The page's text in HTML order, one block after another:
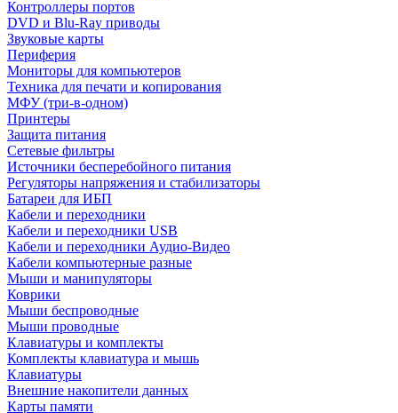
Контроллеры портов
DVD и Blu-Ray приводы
Звуковые карты
Периферия
Мониторы для компьютеров
Техника для печати и копирования
МФУ (три-в-одном)
Принтеры
Защита питания
Сетевые фильтры
Источники бесперебойного питания
Регуляторы напряжения и стабилизаторы
Батареи для ИБП
Кабели и переходники
Кабели и переходники USB
Кабели и переходники Аудио-Видео
Кабели компьютерные разные
Мыши и манипуляторы
Коврики
Мыши беспроводные
Мыши проводные
Клавиатуры и комплекты
Комплекты клавиатура и мышь
Клавиатуры
Внешние накопители данных
Карты памяти